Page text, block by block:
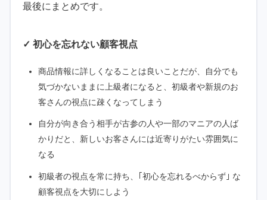
最後にまとめです。
✓ 初心を忘れない顧客視点
商品情報に詳しくなることは良いことだが、自分でも
気づかないままに上級者になると、初級者や新規のお
客さんの視点に疎くなってしまう
自分が向き合う相手が古参の人や一部のマニアの人ば
かりだと、新しいお客さんには近寄りがたい雰囲気に
なる
初級者の視点を常に持ち、｢初心を忘れるべからず｣ な
顧客視点を大切にしよう